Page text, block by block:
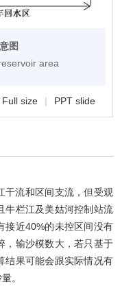
图
area
Full size | PPT slide
干流和区间支流，但受观
牛栏江及美姑河控制站流
接近40%的未控区间没有
，输沙模数大，若只基于
结果可能会跟实际情况有
。